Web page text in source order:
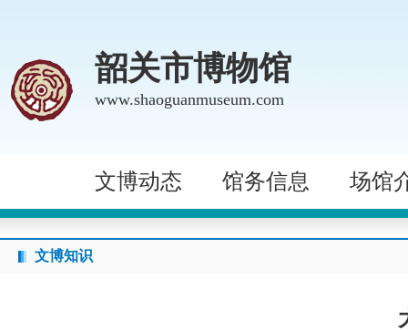
韶关市博物馆
www.shaoguanmuseum.com
文博动态 馆务信息 场馆
文博知识